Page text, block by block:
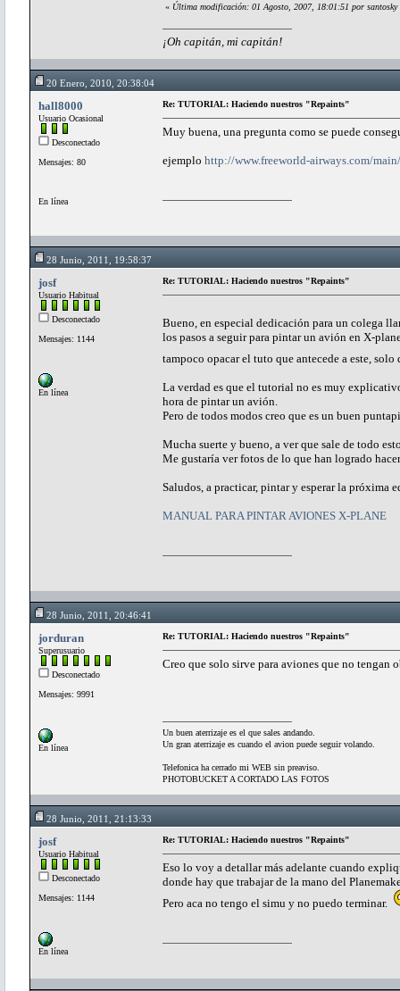
« Última modificación: 01 Agosto, 2007, 18:01:51 por santosky
¡Oh capitán, mi capitán!
20 Enero, 2010, 20:38:04
hall8000
Usuario Ocasional
Desconectado
Mensajes: 80
En línea
Re: TUTORIAL: Haciendo nuestros "Repaints"
Muy buena, una pregunta como se puede
ejemplo http://www.freeworld-airways.com/
28 Junio, 2011, 19:58:37
josf
Usuario Habitual
Desconectado
Mensajes: 1144
En línea
Re: TUTORIAL: Haciendo nuestros "Repaints"
Bueno, en especial dedicación para un colega
los pasos a seguir para pintar un avión en X-
tampoco opacar el tuto que antecede a este,
La verdad es que el tutorial no es muy
hora de pintar un avión.
Pero de todos modos creo que es un buen
Mucha suerte y bueno, a ver que sale de todo
Me gustaría ver fotos de lo que han logrado
Saludos, a practicar, pintar y esperar la próxima
MANUAL PARA PINTAR AVIONES X-PLANE
28 Junio, 2011, 20:46:41
jorduran
Superusuario
Desconectado
Mensajes: 9991
En línea
Re: TUTORIAL: Haciendo nuestros "Repaints"
Creo que solo sirve para aviones que no tengan
Un buen aterrizaje es el que sales andando.
Un gran aterrizaje es cuando el avion puede seguir volando.
Telefonica ha cerrado mi WEB sin preaviso.
PHOTOBUCKET A CORTADO LAS FOTOS
28 Junio, 2011, 21:13:33
josf
Usuario Habitual
Desconectado
Mensajes: 1144
En línea
Re: TUTORIAL: Haciendo nuestros "Repaints"
Eso lo voy a detallar más adelante cuando
donde hay que trabajar de la mano del
Pero aca no tengo el simu y no puedo terminar.